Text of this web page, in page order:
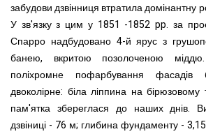
забудови дзвінниця втратила домінантну
У зв'язку з цим у 1851 -1852 pp. за
Спарро надбудовано 4-й ярус з
банею, вкритою позолоченою
поліхромне пофарбування
двоколірне: біла ліппина на бірюзовому
пам'ятка збереглася до наших днів.
дзвіниці - 76 м; глибина фундаменту -